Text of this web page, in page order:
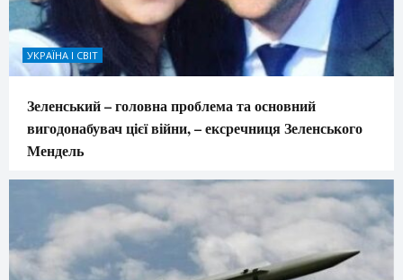
УКРАЇНА І СВІТ
Зеленський – головна проблема та основний
вигодонабувач цієї війни, – ексречниця Зеленського
Мендель